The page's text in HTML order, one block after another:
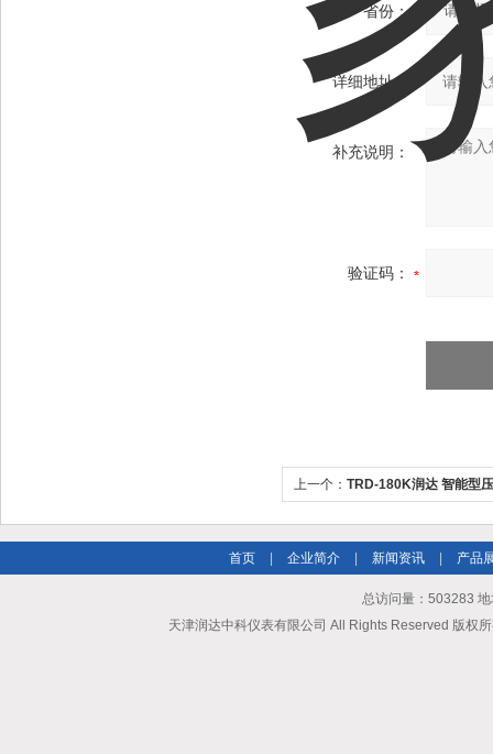
省份：
详细地址：
补充说明：
验证码：
上一个： TRD-180K润达 智能型
首页 企业简介 新闻资讯 产品
总访问量：503283
天津润达中科仪表有限公司 All Rights Reserved 版权